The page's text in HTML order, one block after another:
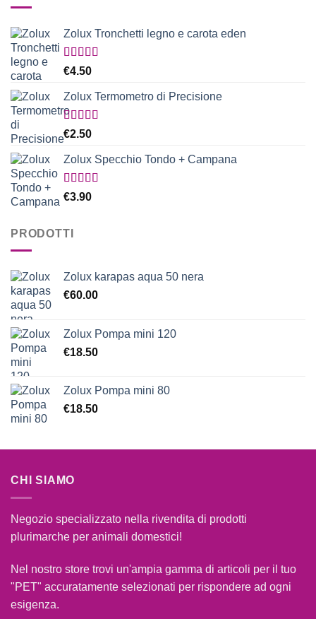
Zolux Tronchetti legno e carota eden
Valutato
€4.50
Zolux Termometro di Precisione
Valutato
5.00
€2.50
Zolux Specchio Tondo + Campana
Valutato
€3.90
PRODOTTI
Zolux karapas aqua 50 nera
€60.00
Zolux Pompa mini 120
€18.50
Zolux Pompa mini 80
€18.50
CHI SIAMO
Negozio specializzato nella rivendita di prodotti
plurimarche per animali domestici!
Nel nostro store trovi un'ampia gamma di articoli per il tuo
"PET" accuratamente selezionati per rispondere ad ogni
esigenza.